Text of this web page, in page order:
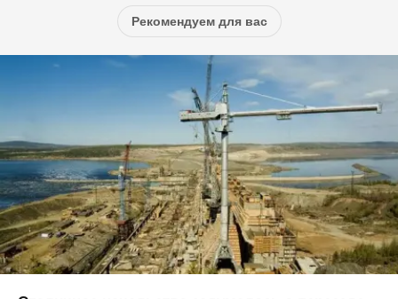
Рекомендуем для вас